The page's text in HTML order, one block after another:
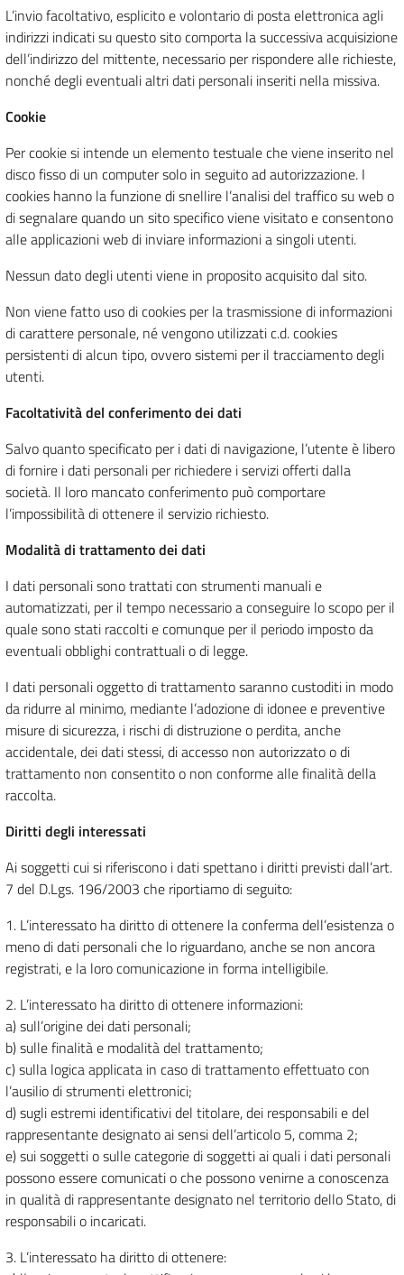
L’invio facoltativo, esplicito e volontario di posta elettronica agli
indirizzi indicati su questo sito comporta la successiva acquisizione
dell’indirizzo del mittente, necessario per rispondere alle richieste,
nonché degli eventuali altri dati personali inseriti nella missiva.
Cookie
Per cookie si intende un elemento testuale che viene inserito nel
disco fisso di un computer solo in seguito ad autorizzazione. I
cookies hanno la funzione di snellire l’analisi del traffico su web o
di segnalare quando un sito specifico viene visitato e consentono
alle applicazioni web di inviare informazioni a singoli utenti.
Nessun dato degli utenti viene in proposito acquisito dal sito.
Non viene fatto uso di cookies per la trasmissione di informazioni
di carattere personale, né vengono utilizzati c.d. cookies
persistenti di alcun tipo, ovvero sistemi per il tracciamento degli
utenti.
Facoltatività del conferimento dei dati
Salvo quanto specificato per i dati di navigazione, l’utente è libero
di fornire i dati personali per richiedere i servizi offerti dalla
società. Il loro mancato conferimento può comportare
l’impossibilità di ottenere il servizio richiesto.
Modalità di trattamento dei dati
I dati personali sono trattati con strumenti manuali e
automatizzati, per il tempo necessario a conseguire lo scopo per il
quale sono stati raccolti e comunque per il periodo imposto da
eventuali obblighi contrattuali o di legge.
I dati personali oggetto di trattamento saranno custoditi in modo
da ridurre al minimo, mediante l’adozione di idonee e preventive
misure di sicurezza, i rischi di distruzione o perdita, anche
accidentale, dei dati stessi, di accesso non autorizzato o di
trattamento non consentito o non conforme alle finalità della
raccolta.
Diritti degli interessati
Ai soggetti cui si riferiscono i dati spettano i diritti previsti dall’art.
7 del D.Lgs. 196/2003 che riportiamo di seguito:
1. L’interessato ha diritto di ottenere la conferma dell’esistenza o
meno di dati personali che lo riguardano, anche se non ancora
registrati, e la loro comunicazione in forma intelligibile.
2. L’interessato ha diritto di ottenere informazioni:
a) sull’origine dei dati personali;
b) sulle finalità e modalità del trattamento;
c) sulla logica applicata in caso di trattamento effettuato con
l’ausilio di strumenti elettronici;
d) sugli estremi identificativi del titolare, dei responsabili e del
rappresentante designato ai sensi dell’articolo 5, comma 2;
e) sui soggetti o sulle categorie di soggetti ai quali i dati personali
possono essere comunicati o che possono venirne a conoscenza
in qualità di rappresentante designato nel territorio dello Stato, di
responsabili o incaricati.
3. L’interessato ha diritto di ottenere: